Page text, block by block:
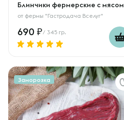
Блинчики фермерские с мясом
от фермы "Гастродача Вселуг"
690 / 345 гр.
Заморозка